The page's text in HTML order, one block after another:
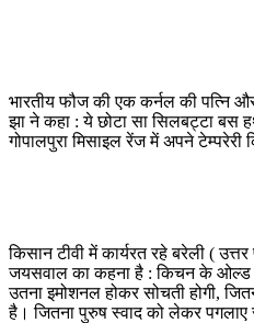
भारतीय फौज की एक कर्नल की पत्नि
झा ने कहा : ये छोटा सा सिलबट्टा बस
गोपालपुरा मिसाइल रेंज में अपने
किसान टीवी में कार्यरत रहे बरेली (
जयसवाल का कहना है : किचन के ओल्ड
उतना इमोशनल होकर सोचती होगी,
है। जितना पुरुष स्वाद को लेकर पगलाए